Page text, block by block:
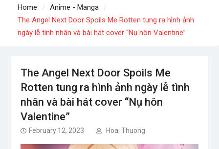
Lời bài hát Chúng Ta của Hiện Tại – Sơn Tùng M-
TP – Full lyrics bản chuẩn
Home
Anime - Manga
The Angel Next Door Spoils Me Rotten tung ra hình ảnh
ngày lễ tình nhân và bài hát cover “Nụ hôn Valentine”
The Angel Next Door Spoils Me
Rotten tung ra hình ảnh ngày lễ tình
nhân và bài hát cover “Nụ hôn
Valentine”
February 12, 2023 Hoai Thuong